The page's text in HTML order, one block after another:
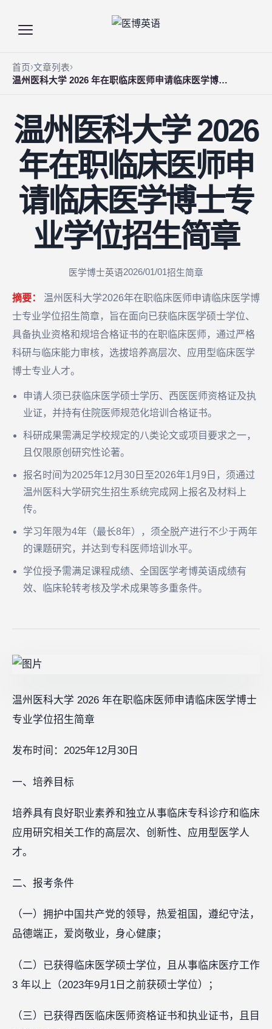
首页 文章列表
温州医科大学 2026 年在职临床医师申请临床医学博士专业学位招生简章
温州医科大学 2026
年在职临床医师申
请临床医学博士专
业学位招生简章
医学博士英语2026/01/01招生简章
摘要：
温州医科大学2026年在职临床医师申请临床医学博
士专业学位招生简章，旨在面向已获临床医学硕士学位、
具备执业资格和规培合格证书的在职临床医师，通过严格
科研与临床能力审核，选拔培养高层次、应用型临床医学
博士专业人才。
申请人须已获临床医学硕士学历、西医医师资格证及执
业证，并持有住院医师规范化培训合格证书。
科研成果需满足学校规定的八类论文或项目要求之一，
且仅限原创研究性论著。
报名时间为2025年12月30日至2026年1月9日，须通过
温州医科大学研究生招生系统完成网上报名及材料上
传。
学习年限为4年（最长8年），须全脱产进行不少于两年
的课题研究，并达到专科医师培训水平。
学位授予需满足课程成绩、全国医学考博英语成绩有
效、临床轮转考核及学术成果等多重条件。
温州医科大学 2026 年在职临床医师申请临床医学博士
专业学位招生简章
发布时间：2025年12月30日
一、培养目标
培养具有良好职业素养和独立从事临床专科诊疗和临床
应用研究相关工作的高层次、创新性、应用型医学人
才。
二、报考条件
（一）拥护中国共产党的领导，热爱祖国，遵纪守法，
品德端正，爱岗敬业，身心健康；
（二）已获得临床医学硕士学位，且从事临床医疗工作
3 年以上（2023年9月1日之前获硕士学位）；
（三）已获得西医临床医师资格证书和执业证书，且目